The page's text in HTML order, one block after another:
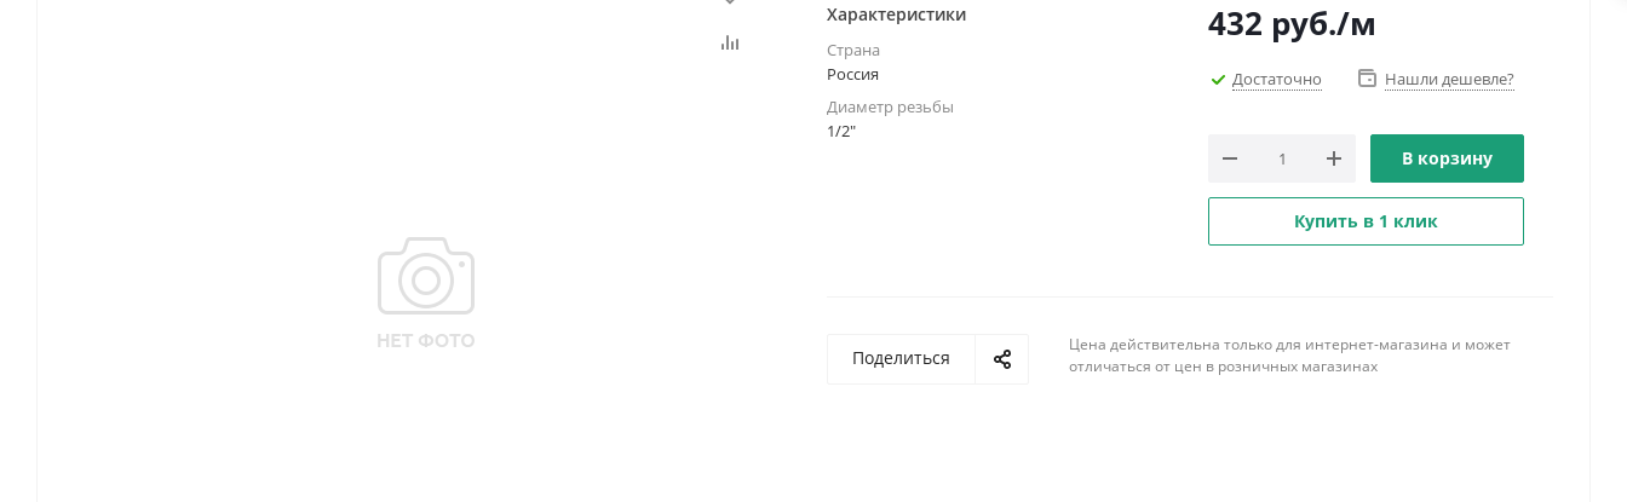
Характеристики
Страна
Россия
Диаметр резьбы
1/2"
432 руб./м
Достаточно Нашли дешевле?
В корзину
Купить в 1 клик
Поделиться
Цена действительна только для интернет-магазина и может
отличаться от цен в розничных магазинах